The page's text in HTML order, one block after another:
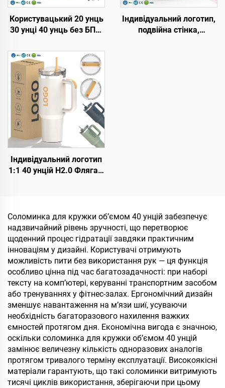
Користувацький 20 унць
30 унці 40 унць без БПА,
утеплена кружка з
нержавійки, тумблер з
герметичною кришкою,
соломкою та ручкою для
подорожі
Індивідуальний логотип,
подвійна стінка,
Індивідуальний логотип
1:1 40 унцій H2.0 Фляга з
кави з соломинкою на
День Святого Валентина
та для кемпінгу
Соломинка для кружки об’ємом 40 унцій забезпечує
надзвичайний рівень зручності, що перетворює
щоденний процес гідратації завдяки практичним
інноваціям у дизайні. Користувачі отримують
можливість пити без використання рук — ця функція
особливо цінна під час багатозадачності: при наборі
тексту на комп’ютері, керуванні транспортним засобом
або тренуваннях у фітнес-залах. Ергономічний дизайн
зменшує навантаження на м’язи шиї, усуваючи
необхідність багаторазового нахилення важких
ємностей протягом дня. Економічна вигода є значною,
оскільки соломинка для кружки об’ємом 40 унцій
замінює величезну кількість одноразових аналогів
протягом тривалого терміну експлуатації. Високоякісні
матеріали гарантують, що такі соломинки витримують
тисячі циклів використання, зберігаючи при цьому